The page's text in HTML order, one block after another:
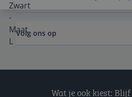
Volg ons op
Wat je ook kiest: